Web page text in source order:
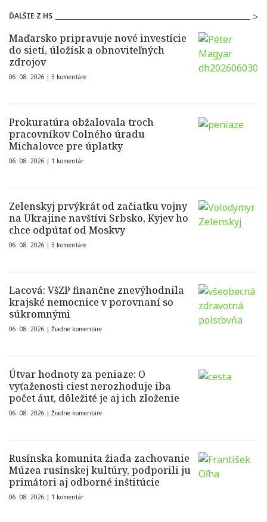
ĎALŠIE Z HS
Maďarsko pripravuje nové investície
do sietí, úložísk a obnoviteľných
zdrojov
06. 08. 2026 | 3 komentáre
Prokuratúra obžalovala troch
pracovníkov Colného úradu
Michalovce pre úplatky
06. 08. 2026 | 1 komentár
Zelenskyj prvýkrát od začiatku vojny
na Ukrajine navštívi Srbsko, Kyjev ho
chce odpútať od Moskvy
06. 08. 2026 | 3 komentáre
Lacová: VšZP finančne znevýhodnila
krajské nemocnice v porovnaní so
súkromnými
06. 08. 2026 | Žiadne komentáre
Útvar hodnoty za peniaze: O
vyťaženosti ciest nerozhoduje iba
počet áut, dôležité je aj ich zloženie
06. 08. 2026 | Žiadne komentáre
Rusínska komunita žiada zachovanie
Múzea rusínskej kultúry, podporili ju
primátori aj odborné inštitúcie
06. 08. 2026 | 1 komentár